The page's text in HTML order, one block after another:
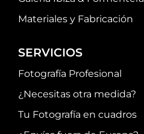
Materiales y Fabricación
SERVICIOS
Fotografía Profesional
¿Necesitas otra medida?
Tu Fotografía en cuadros